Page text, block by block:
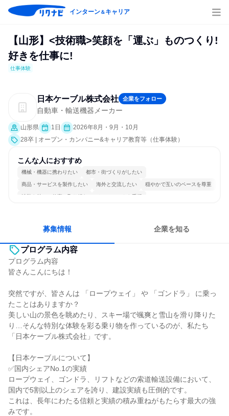
インターン＆キャリア
【山形】<技術職>笑顔を「運ぶ」ものつくり!
好きを仕事に!
仕事体験
日本ケーブル株式会社 企業をフォロー
自動車・輸送機器メーカー
山形県 1日
2026年8月・9月・10月
28卒 | オープン・カンパニー&キャリア教育等（仕事体験）
こんな人におすすめ
機械・機器に携わりたい 都市・街づくりがしたい
商品・サービスを製作したい 海外と交流したい 穏やかで互いのペースを尊重
情熱を持って仕事に取り組む チームワークを重視
募集情報 企業を知る
プログラム内容
プログラム内容
皆さんこんにちは！
突然ですが、皆さんは 「ロープウェイ」 や 「ゴンドラ」 に乗っ
たことはありますか？
美しい山の景色を眺めたり、スキー場で颯爽と雪山を滑り降りた
り…そんな特別な体験を彩る乗り物を作っているのが、私たち
「日本ケーブル株式会社」です。
【日本ケーブルについて】
✅国内シェアNo.1の実績
ロープウェイ、ゴンドラ、リフトなどの索道輸送設備において、
国内で5割以上のシェアを誇り、建設実績も圧倒的です。
これは、長年にわたる信頼と実績の積み重ねがもたらす最大の強
みです。